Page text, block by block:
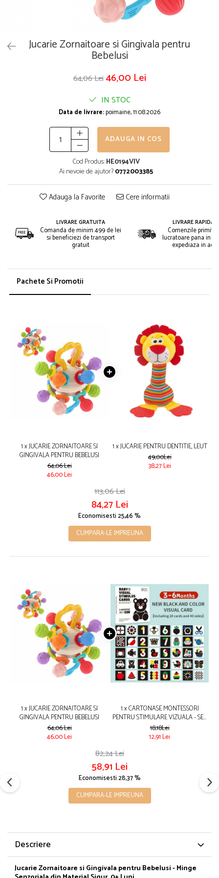
Jucarie Zornaitoare si Gingivala pentru
Bebelusi
64,06 Lei 46,00 Lei
IN STOC
Data de livrare:poimaine, 11.08.2026
ADAUGA IN COS
Cod Produs:HE0194VIV
Ai nevoie de ajutor?0772003385
Adauga la Favorite Cere informatii
LIVRARE GRATUITA
Comanda de minim 499 de lei
si beneficiezi de transport
gratuit
LIVRARE RAPIDA
Comenzile primite
lucratoare pana in
expediaza in
Pachete Si Promotii
1 x JUCARIE ZORNAITOARE SI
GINGIVALA PENTRU BEBELUSI
64,06 Lei
46,00 Lei
1 x JUCARIE PENTRU DENTITIE, LEUT
49,00Lei
38,27 Lei
113,06 Lei
84,27 Lei
Economisesti 25,46 %
CUMPARA-LE IMPREUNA
1 x JUCARIE ZORNAITOARE SI
GINGIVALA PENTRU BEBELUSI
64,06 Lei
46,00 Lei
1 x CARTONASE MONTESSORI
PENTRU STIMULARE VIZUALA - SET
EDUCATIV PENTRU BEBELUSI 3-6
LUNI
18,18Lei
12,91 Lei
82,24 Lei
58,91 Lei
Economisesti 28,37 %
CUMPARA-LE IMPREUNA
Descriere
Jucarie Zornaitoare si Gingivala pentru Bebelusi - Minge